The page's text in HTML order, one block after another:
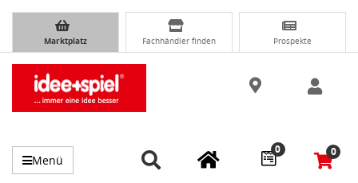
Marktplatz Fachhändler finden Prospekte
Menü
0 0